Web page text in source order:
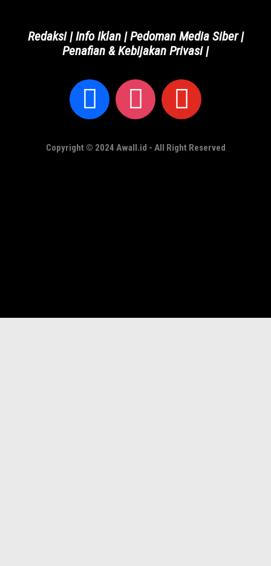
Redaksi|Info Iklan|Pedoman Media Siber|
Penafian & Kebijakan Privasi|
Copyright © 2024 Awall.id - All Right Reserved